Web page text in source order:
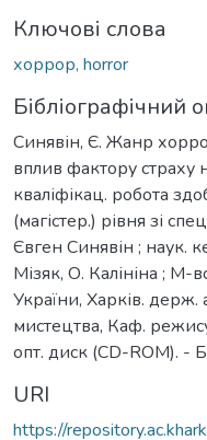
Ключові слова
хоррор, horror
Бібліографічний
Синявін, Є. Жанр
вплив фактору страху
кваліфікац. робота
(магістер.) рівня зі
Євген Синявін ; наук.
Мізяк, О. Калініна ; М-
України, Харків. держ.
мистецтва, Каф.
опт. диск (CD-ROM). -
URI
https://